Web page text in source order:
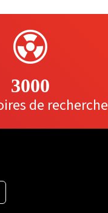
3000
de recherche